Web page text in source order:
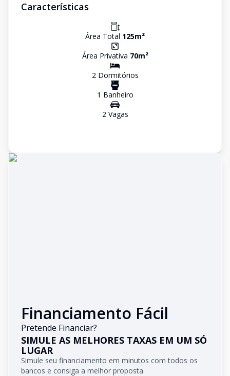
Características
Área Total 125m²
Área Privativa 70m²
2Dormitórios
1 Banheiro
2Vagas
Financiamento Fácil
Pretende Financiar?
SIMULE AS MELHORES TAXAS EM UM SÓ
LUGAR
Simule seu financiamento em minutos com todos os
bancos e consiga a melhor proposta.